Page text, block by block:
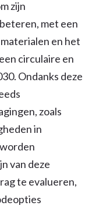
zijn
met een
en het
circulaire en
Ondanks deze
zoals
in
van deze
te evalueren,